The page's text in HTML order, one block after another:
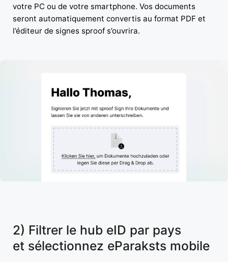
votre PC ou de votre smartphone. Vos documents
seront automatiquement convertis au format PDF et
l’éditeur de signes sproof s’ouvrira.
2) Filtrer le hub eID par pays
et sélectionnez eParaksts mobile